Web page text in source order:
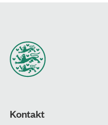
Kontakt